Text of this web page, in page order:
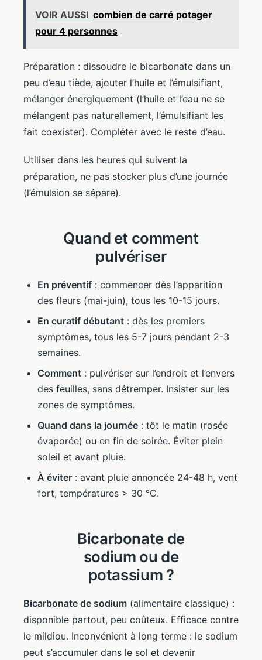
VOIR AUSSI combien de carré potager
pour 4 personnes
Préparation : dissoudre le bicarbonate dans un
peu d’eau tiède, ajouter l’huile et l’émulsifiant,
mélanger énergiquement (l’huile et l’eau ne se
mélangent pas naturellement, l’émulsifiant les
fait coexister). Compléter avec le reste d’eau.
Utiliser dans les heures qui suivent la
préparation, ne pas stocker plus d’une journée
(l’émulsion se sépare).
Quand et comment
pulvériser
En préventif : commencer dès l’apparition
des fleurs (mai-juin), tous les 10-15 jours.
En curatif débutant : dès les premiers
symptômes, tous les 5-7 jours pendant 2-3
semaines.
Comment : pulvériser sur l’endroit et l’envers
des feuilles, sans détremper. Insister sur les
zones de symptômes.
Quand dans la journée : tôt le matin (rosée
évaporée) ou en fin de soirée. Éviter plein
soleil et avant pluie.
À éviter : avant pluie annoncée 24-48 h, vent
fort, températures > 30 °C.
Bicarbonate de
sodium ou de
potassium ?
Bicarbonate de sodium (alimentaire classique) :
disponible partout, peu coûteux. Efficace contre
le mildiou. Inconvénient à long terme : le sodium
peut s’accumuler dans le sol et devenir